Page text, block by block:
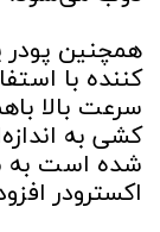
همچنین پودر
کننده با
سرعت بالا
کشی به
شده است به
اکسترودر